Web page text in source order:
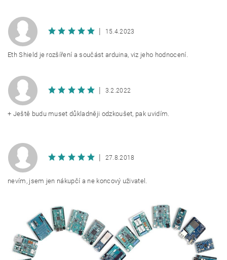
| 15.4.2023
Eth Shield je rozšíření a součást arduina, viz jeho hodnocení.
| 3.2.2022
+ Ještě budu muset důkladněji odzkoušet, pak uvidím.
| 27.8.2018
nevím, jsem jen nákupčí a ne koncový uživatel.